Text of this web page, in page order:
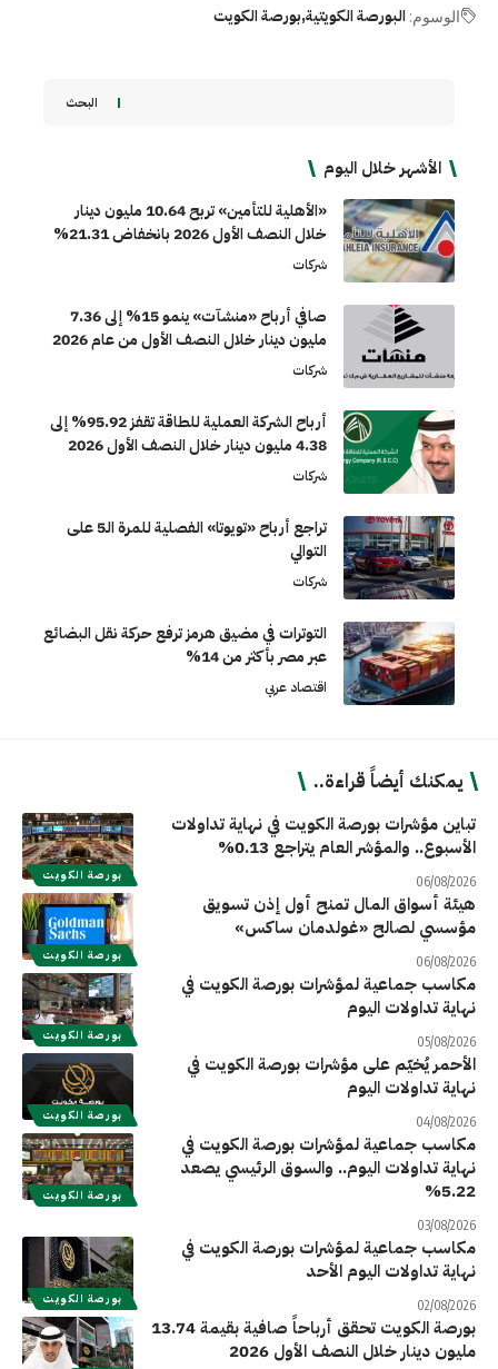
الوسوم: البورصة الكويتيةبورصة الكويت
البحث
الأشهر خلال اليوم
«الأهلية للتأمين» تربح 10.64 مليون دينار
خلال النصف الأول 2026 بانخفاض 21.31%
شركات
صافي أرباح «منشآت» ينمو 15% إلى 7.36
مليون دينار خلال النصف الأول من عام 2026
شركات
أرباح الشركة العملية للطاقة تقفز 95.92% إلى
4.38 مليون دينار خلال النصف الأول 2026
شركات
تراجع أرباح «تويوتا» الفصلية للمرة الـ5 على
التوالي
شركات
التوترات في مضيق هرمز ترفع حركة نقل البضائع
عبر مصر بأكثر من 14%
اقتصاد عربي
يمكنك أيضاً قراءة..
بورصة الكويت
تباين مؤشرات بورصة الكويت في نهاية تداولات
الأسبوع.. والمؤشر العام يتراجع 0.13%
06/08/2026
بورصة الكويت
هيئة أسواق المال تمنح أول إذن تسويق
مؤسسي لصالح «غولدمان ساكس»
06/08/2026
بورصة الكويت
مكاسب جماعية لمؤشرات بورصة الكويت في
نهاية تداولات اليوم
05/08/2026
بورصة الكويت
الأحمر يُخيّم على مؤشرات بورصة الكويت في
نهاية تداولات اليوم
04/08/2026
بورصة الكويت
مكاسب جماعية لمؤشرات بورصة الكويت في
نهاية تداولات اليوم.. والسوق الرئيسي يصعد
5.22%
03/08/2026
بورصة الكويت
مكاسب جماعية لمؤشرات بورصة الكويت في
نهاية تداولات اليوم الأحد
02/08/2026
بورصة الكويت تحقق أرباحاً صافية بقيمة 13.74
مليون دينار خلال النصف الأول 2026